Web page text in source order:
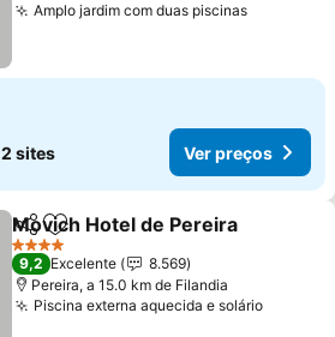
Amplo jardim com duas piscinas
2 sites Ver preços
PartilharAdicionar aos favoritos
Movich Hotel de Pereira
4 Estrelas
9,2 Excelente
8.569
Pereira, a 15.0 km de Filandia
Piscina externa aquecida e solário